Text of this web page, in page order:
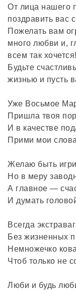
От лица нашего
поздравить вас
Пожелать вам
много любви и,
всем так хочется!
Будьте
жизнью и пусть
Уже Восьмое
Пришла твоя
И в качестве
Прими мои
Желаю быть
Но в меру
А главное —
И думать
Всегда
Без жизненных
Немножечко
Чтоб только не
Люби и будь